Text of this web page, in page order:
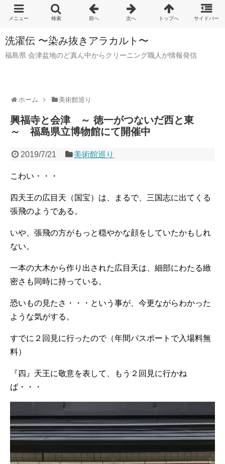
洗濯伝 〜染み抜きアラカルト〜
福島県 会津盆地のど真ん中からクリーニング職人が情報発信
ホーム 美術館巡り
興福寺と会津 ～ 徳一がつないだ西と東
～ 福島県立博物館にて開催中
2019/7/21 美術館巡り
こわい・・・
四天王の広目天（国宝）は、まるで、三国志に出てくる
張飛のようである。
いや、張飛の方がもっと穏やかな顔をしていたかもしれ
ない。
一本の大木から作り出された広目天は、細部にわたる緻
密さも同時に持っている。
恐いもの見たさ・・・という事が、今更ながらわかった
ような気がする。
すでに２回見に行ったので（年間パスポートで入場料無
料）
『四』天王に敬意を表して、もう２回見に行かね
ば・・・